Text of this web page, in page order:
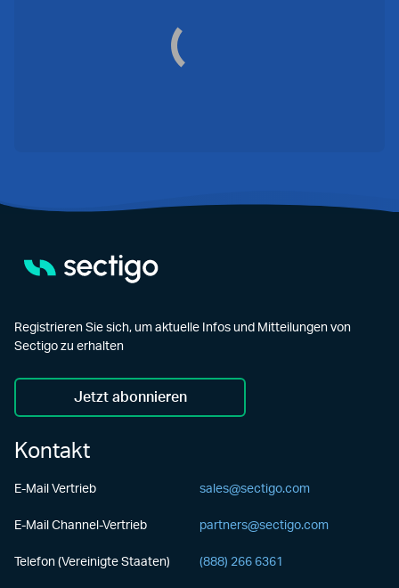
Registrieren Sie sich, um aktuelle Infos und Mitteilungen von
Sectigo zu erhalten
Jetzt abonnieren
Kontakt
E-Mail Vertrieb sales@sectigo.com
E-Mail Channel-Vertrieb partners@sectigo.com
Telefon (Vereinigte Staaten) (888) 266 6361